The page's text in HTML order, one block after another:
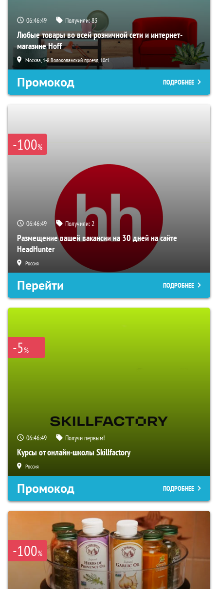
06:46:47 Получили:83
Любые товары во всей розничной сети и интернет-
магазине Hoff
Москва, 1-й Волоколамский проезд, 10с1
Промокод ПОДРОБНЕЕ
-100%
06:46:47 Получили:2
Размещение вашей вакансии на 30 дней на сайте
HeadHunter
Россия
Перейти ПОДРОБНЕЕ
-5%
06:46:47 Получи первым!
Курсы от онлайн-школы Skillfactory
Россия
Промокод ПОДРОБНЕЕ
-100%